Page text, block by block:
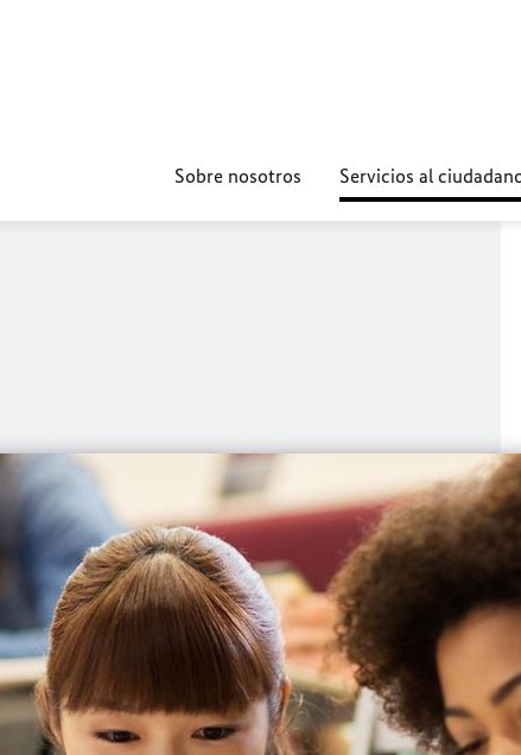
Sobre nosotros Servicios al